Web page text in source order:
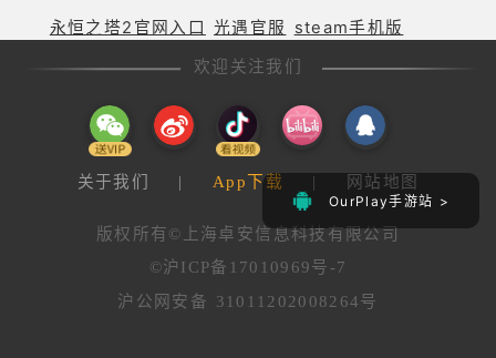
OurPlay手游站 >
永恒之塔2官网入口 光遇官服
steam手机版
欢迎关注我们
关于我们 | App下载 | 网站地图
版权所有©上海卓安信息科技有限公司
©沪ICP备17010969号-7
沪公网安备 31011202008264号